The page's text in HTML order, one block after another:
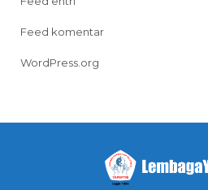
Feed komentar
WordPress.org